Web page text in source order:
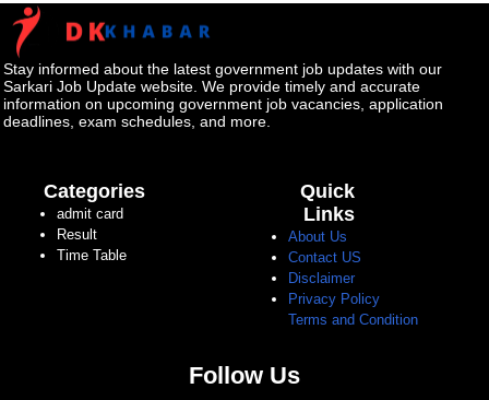
Stay informed about the latest government job updates with our
Sarkari Job Update website. We provide timely and accurate
information on upcoming government job vacancies, application
deadlines, exam schedules, and more.
Categories
admit card
Result
Time Table
Quick
Links
About Us
Contact US
Disclaimer
Privacy Policy
Terms and Condition
Follow Us